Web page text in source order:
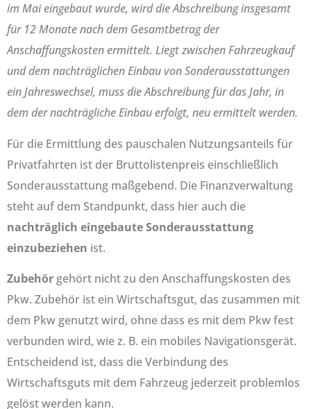
im Mai eingebaut wurde, wird die Abschreibung insgesamt
für 12 Monate nach dem Gesamtbetrag der
Anschaffungskosten ermittelt. Liegt zwischen Fahrzeugkauf
und dem nachträglichen Einbau von Sonderausstattungen
ein Jahreswechsel, muss die Abschreibung für das Jahr, in
dem der nachträgliche Einbau erfolgt, neu ermittelt werden.
Für die Ermittlung des pauschalen Nutzungsanteils für
Privatfahrten ist der Bruttolistenpreis einschließlich
Sonderausstattung maßgebend. Die Finanzverwaltung
steht auf dem Standpunkt, dass hier auch die
nachträglich eingebaute Sonderausstattung
einzubeziehen ist.
Zubehör gehört nicht zu den Anschaffungskosten des
Pkw. Zubehör ist ein Wirtschaftsgut, das zusammen mit
dem Pkw genutzt wird, ohne dass es mit dem Pkw fest
verbunden wird, wie z. B. ein mobiles Navigationsgerät.
Entscheidend ist, dass die Verbindung des
Wirtschaftsguts mit dem Fahrzeug jederzeit problemlos
gelöst werden kann.